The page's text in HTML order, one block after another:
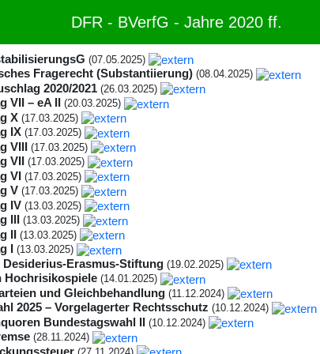
DFR - BVerfG - Jahre 2020 ff.
(07.05.2025)
Fragerecht (Substantiierung) (08.04.2025)
2020/2021 (26.03.2025)
VII – eA II (20.03.2025)
X (17.03.2025)
IX (17.03.2025)
VIII (17.03.2025)
VII (17.03.2025)
VI (17.03.2025)
V (17.03.2025)
IV (13.03.2025)
III (13.03.2025)
II (13.03.2025)
I (13.03.2025)
Desiderius-Erasmus-Stiftung (19.02.2025)
Hochrisikospiele (14.01.2025)
und Gleichbehandlung (11.12.2024)
2025 – Vorgelagerter Rechtsschutz (10.12.2024)
Bundestagswahl II (10.12.2024)
(28.11.2024)